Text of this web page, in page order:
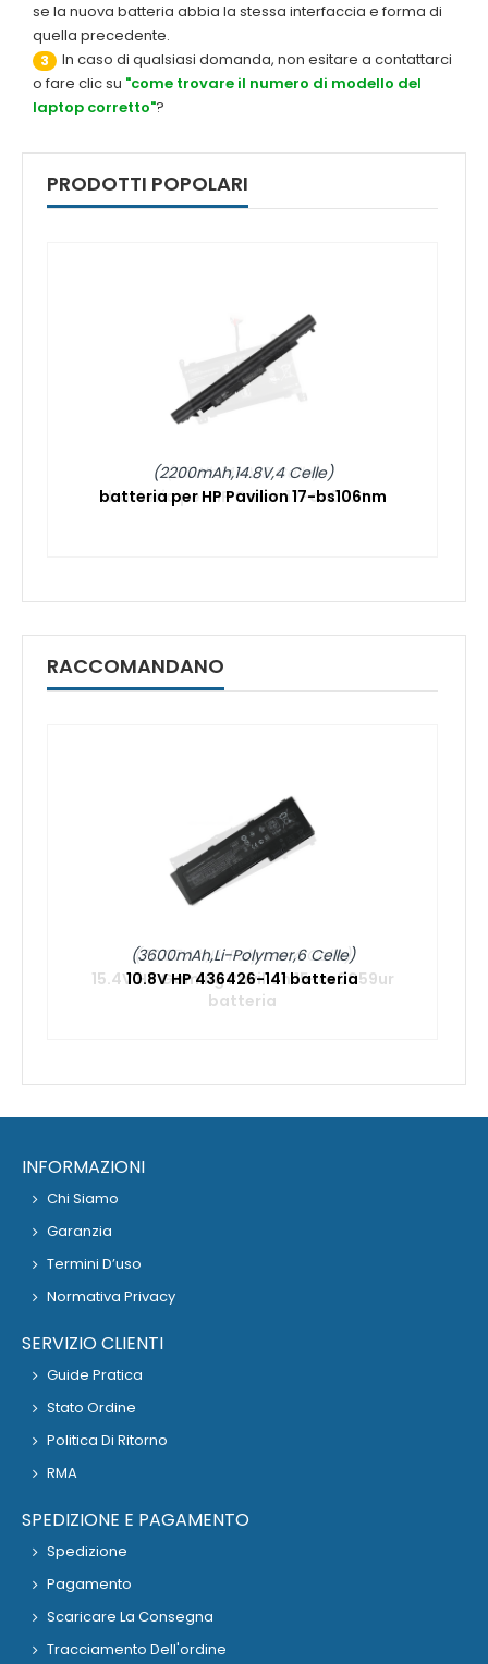
se la nuova batteria abbia la stessa interfaccia e forma di
quella precedente.
3
In caso di qualsiasi domanda, non esitare a contattarci
o fare clic su "come trovare il numero di modello del
laptop corretto"?
PRODOTTI POPOLARI
(2200mAh,14.8V,4 Celle)
batteria per HP Pavilion 17-bs106nm
RACCOMANDANO
(3600mAh,Li-Polymer,6 Celle)
10.8V HP 436426-141 batteria
INFORMAZIONI
Chi Siamo
Garanzia
Termini D’uso
Normativa Privacy
SERVIZIO CLIENTI
Guide Pratica
Stato Ordine
Politica Di Ritorno
RMA
SPEDIZIONE E PAGAMENTO
Spedizione
Pagamento
Scaricare La Consegna
Tracciamento Dell'ordine